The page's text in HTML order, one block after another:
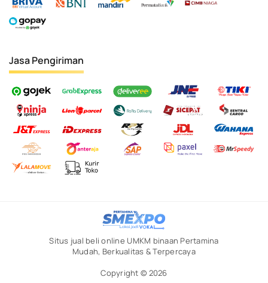
Jasa Pengiriman
Situs jual beli online UMKM binaan Pertamina
Mudah, Berkualitas & Terpercaya
Copyright © 2026